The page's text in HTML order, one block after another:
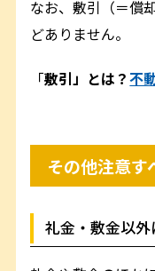
なお、敷引（＝償
どありません。
「敷引」とは？不
その他注意す
礼金・敷金以